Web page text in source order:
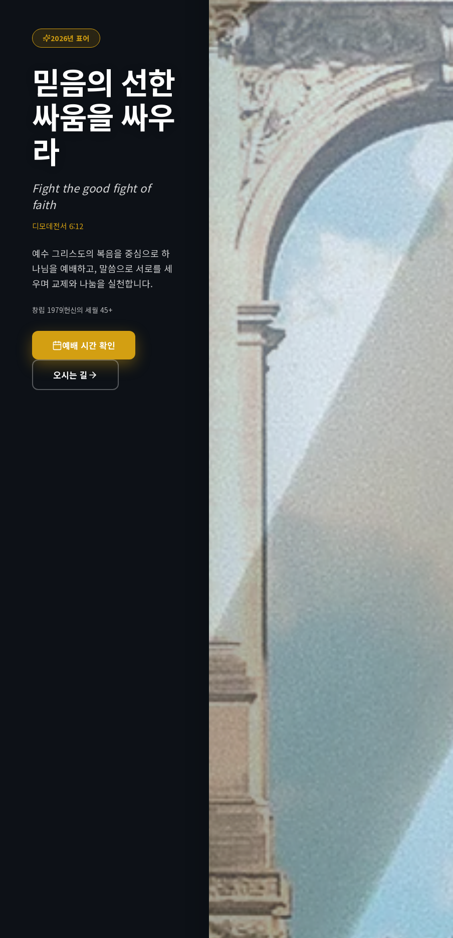
2026년 표어
믿음의 선한
싸움을 싸우
라
Fight the good fight of
faith
디모데전서 6:12
예수 그리스도의 복음을 중심으로 하
나님을 예배하고, 말씀으로 서로를 세
우며 교제와 나눔을 실천합니다.
창립 1979헌신의 세월 45+
예배 시간 확인
오시는 길